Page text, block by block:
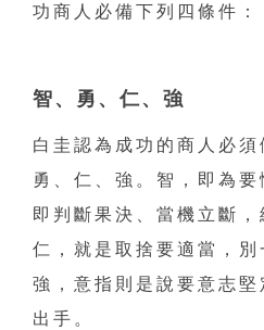
功商人必備下列四條件：
智、勇、仁、強
白圭認為成功的商人必須
勇、仁、強。智，即為要
即判斷果決、當機立斷，
仁，就是取捨要適當，別
強，意指則是說要意志
出手。